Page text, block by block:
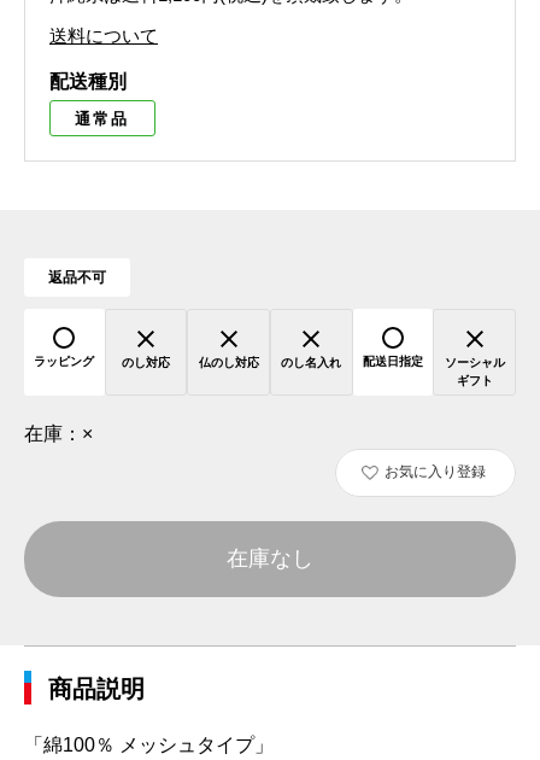
送料について
配送種別
通常品
返品不可
ラッピング のし対応 仏のし対応 のし名入れ 配送日指定
ソーシャル
ギフト
在庫： ×
お気に入り登録
在庫なし
商品説明
「綿100％ メッシュタイプ」